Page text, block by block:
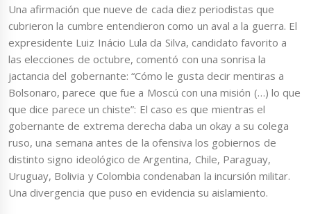
Una afirmación que nueve de cada diez periodistas que
cubrieron la cumbre entendieron como un aval a la guerra. El
expresidente Luiz Inácio Lula da Silva, candidato favorito a
las elecciones de octubre, comentó con una sonrisa la
jactancia del gobernante: “Cómo le gusta decir mentiras a
Bolsonaro, parece que fue a Moscú con una misión (…) lo que
que dice parece un chiste”: El caso es que mientras el
gobernante de extrema derecha daba un okay a su colega
ruso, una semana antes de la ofensiva los gobiernos de
distinto signo ideológico de Argentina, Chile, Paraguay,
Uruguay, Bolivia y Colombia condenaban la incursión militar.
Una divergencia que puso en evidencia su aislamiento.